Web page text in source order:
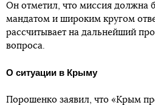
Он отметил, что миссия должна
мандатом и широким кругом
рассчитывает на дальнейший
вопроса.
О ситуации в Крыму
Порошенко заявил, что «Крым